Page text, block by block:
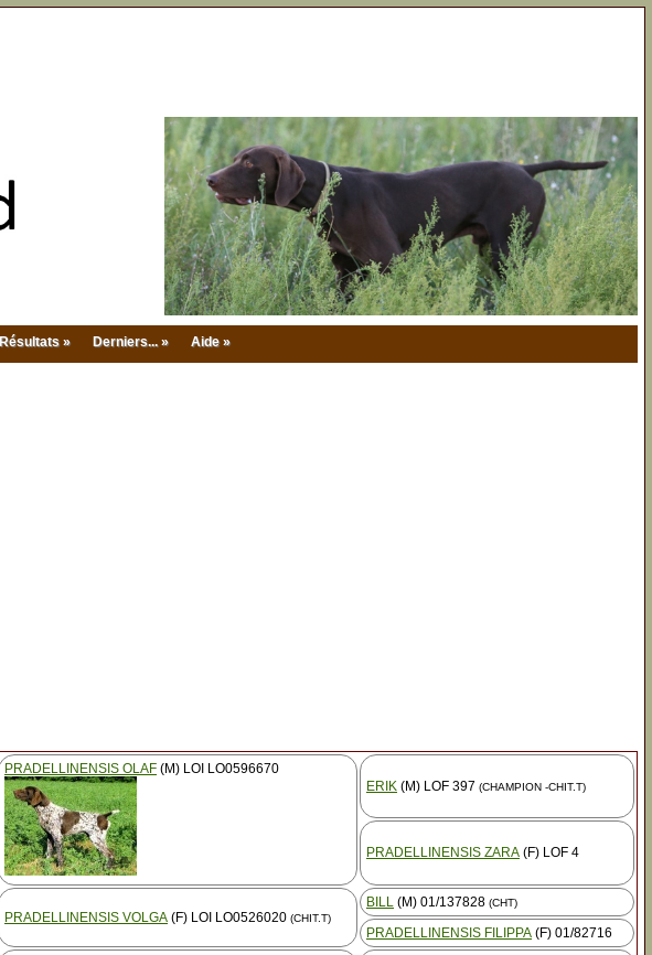
Résultats » Derniers... » Aide »
PRADELLINENSIS OLAF (M) LOI LO0596670
ERIK (M) LOF 397 (CHAMPION -CHIT.T)
PRADELLINENSIS ZARA (F) LOF 4
PRADELLINENSIS VOLGA (F) LOI LO0526020 (CHIT.T)
BILL (M) 01/137828 (CHT)
PRADELLINENSIS FILIPPA (F) 01/82716